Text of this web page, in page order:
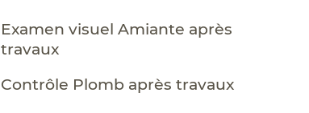
Examen visuel Amiante après
travaux
Contrôle Plomb après travaux